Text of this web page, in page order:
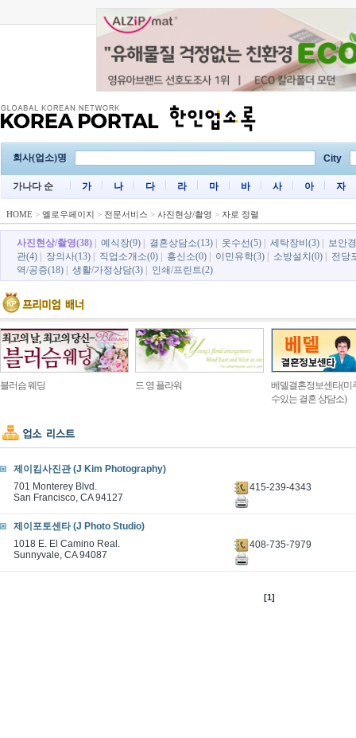
회사(업소)명 City
가나다 순 가 나 다 라 마 바 사 아 자
HOME > 옐로우페이지 > 전문서비스 > 사진현상/촬영 > 자로 정렬
사진현상/촬영(38) 예식장(9) 결혼상담소(13) 옷수선(5) 세탁장비(3)
보안
관(4)
장의사(13) 직업소개소(0) 흥신소(0) 이민유학(3) 소방설치(0)
전당
역/공증(18)
생활/가정상담(3) 인쇄/프린트(2)
블러슴 웨딩 드 영 플라워
베델결혼정보센타(미
수있는 결혼 상담소)
제이킴사진관 (J Kim Photography)
701 Monterey Blvd.
San Francisco, CA 94127
415-239-4343
제이포토센타 (J Photo Studio)
1018 E. El Camino Real.
Sunnyvale, CA 94087
408-735-7979
[1]